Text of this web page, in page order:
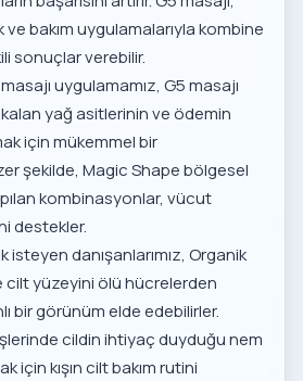
bakım uygulamalarıyla kombine
sonuçlar verebilir.
uygulamamız, G5 masajı
yağ asitlerinin ve ödemin
için mükemmel bir
şekilde,Magic Shape bölgesel
kombinasyonlar, vücut
destekler.
isteyen danışanlarımız,Organik
cilt yüzeyini ölü hücrelerden
bir görünüm elde edebilirler.
cildin ihtiyaç duyduğu nem
içinkışın cilt bakım rutini